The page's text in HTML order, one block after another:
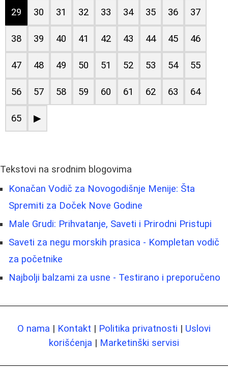
29 30 31 32 33 34 35 36 37
38 39 40 41 42 43 44 45 46
47 48 49 50 51 52 53 54 55
56 57 58 59 60 61 62 63 64
65 ▶
Tekstovi na srodnim blogovima
Konačan Vodič za Novogodišnje Menije: Šta
Spremiti za Doček Nove Godine
Male Grudi: Prihvatanje, Saveti i Prirodni Pristupi
Saveti za negu morskih prasica - Kompletan vodič
za početnike
Najbolji balzami za usne - Testirano i preporučeno
O nama | Kontakt | Politika privatnosti | Uslovi
korišćenja | Marketinški servisi